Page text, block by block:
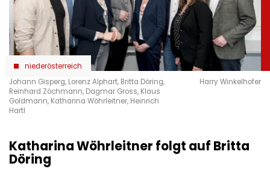
niederösterreich
Johann Gisperg, Lorenz Alphart, Britta Döring,
Reinhard Zöchmann, Dagmar Gross, Klaus
Goldmann, Katharina Wöhrleitner, Heinrich
Hartl
Harry Winkelhofer
Katharina Wöhrleitner folgt auf Britta
Döring